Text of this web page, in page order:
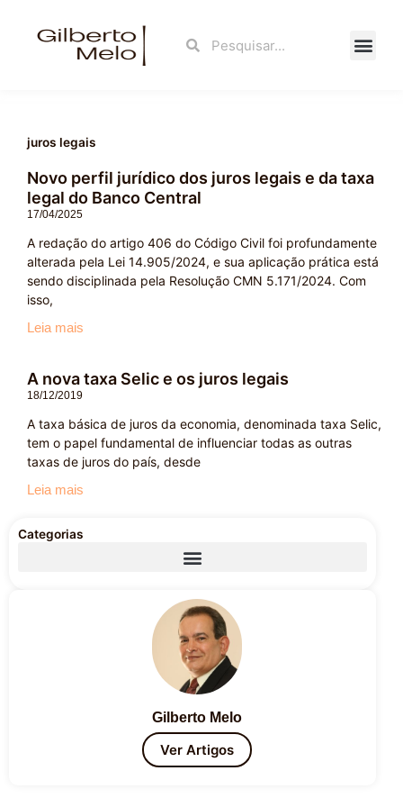
Search
juros legais
Novo perfil jurídico dos juros legais e da taxa
legal do Banco Central
17/04/2025
A redação do artigo 406 do Código Civil foi profundamente
alterada pela Lei 14.905/2024, e sua aplicação prática está
sendo disciplinada pela Resolução CMN 5.171/2024. Com
isso,
Leia mais
A nova taxa Selic e os juros legais
18/12/2019
A taxa básica de juros da economia, denominada taxa Selic,
tem o papel fundamental de influenciar todas as outras
taxas de juros do país, desde
Leia mais
Categorias
Gilberto Melo
Ver Artigos